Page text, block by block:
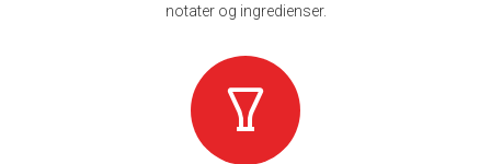
notater og ingredienser.